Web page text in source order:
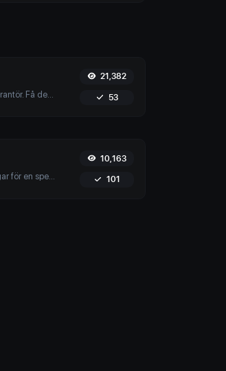
21,382
53
Kontrollera 301- och 302-omdirigeringar för en specifik URL. Det kommer att kontrollera upp till 10 omdirigeringar. Säkerställ optimal SEO och användarupplevelse genom att spåra upp till 10 omdirigeringar.
10,163
101